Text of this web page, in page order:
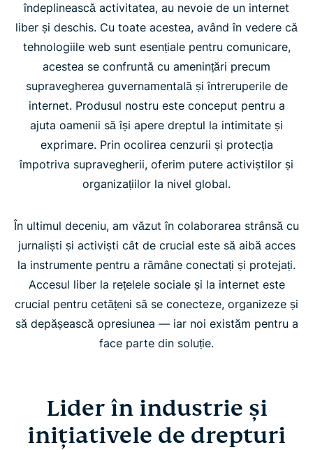
îndeplinească activitatea, au nevoie de un internet
liber și deschis. Cu toate acestea, având în vedere că
tehnologiile web sunt esențiale pentru comunicare,
acestea se confruntă cu amenințări precum
supravegherea guvernamentală și întreruperile de
internet. Produsul nostru este conceput pentru a
ajuta oamenii să își apere dreptul la intimitate și
exprimare. Prin ocolirea cenzurii și protecția
împotriva supravegherii, oferim putere activiștilor și
organizațiilor la nivel global.
În ultimul deceniu, am văzut în colaborarea strânsă cu
jurnaliști și activiști cât de crucial este să aibă acces
la instrumente pentru a rămâne conectați și protejați.
Accesul liber la rețelele sociale și la internet este
crucial pentru cetățeni să se conecteze, organizeze și
să depășească opresiunea — iar noi existăm pentru a
face parte din soluție.
Lider în industrie și
inițiativele de drepturi